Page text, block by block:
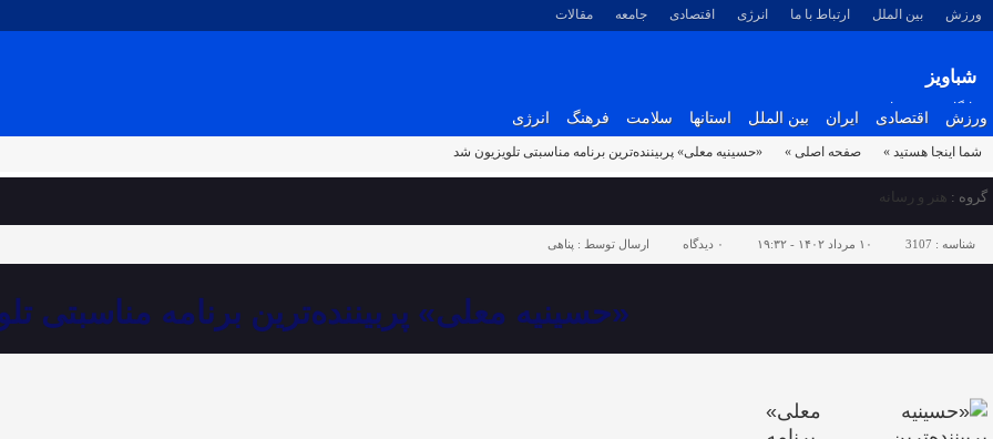
ورزش بین الملل ارتباط با ما انرژی اقتصادی جامعه مقالات
شباویز
پایگاه خبری شباویز
ورزش اقتصادی ایران بین الملل استانها سلامت فرهنگ انرژی
شما اینجا هستید » صفحه اصلی » «حسینیه معلی» پربیننده‌ترین برنامه مناسبتی تلویزیون شد
گروه : هنر و رسانه
شناسه : 3107 ۱۰ مرداد ۱۴۰۲ - ۱۹:۳۲ ۰ دیدگاه ارسال توسط : پناهی
«حسینیه معلی» پربیننده‌ترین برنامه مناسبتی